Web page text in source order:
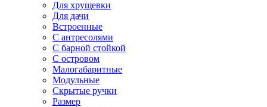
Для хрущевки
Для дачи
Встроенные
С антресолями
С барной стойкой
С островом
Малогабаритные
Модульные
Скрытые ручки
Размер